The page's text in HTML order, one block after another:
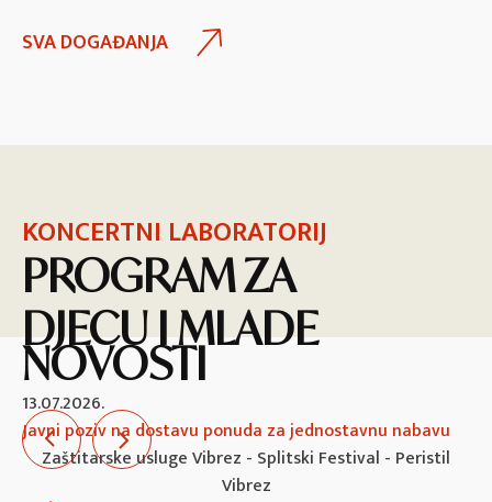
SVA DOGAĐANJA
KONCERTNI LABORATORIJ
PROGRAM ZA
DJECU I MLADE
NOVOSTI
13.07.2026.
Javni poziv na dostavu ponuda za jednostavnu nabavu
Zaštitarske usluge Vibrez - Splitski Festival - Peristil
Vibrez